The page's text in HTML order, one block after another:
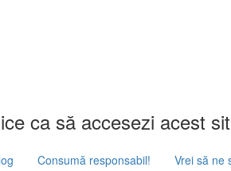
ca să accesezi acest
Consumă responsabil! Vrei să ne